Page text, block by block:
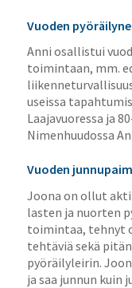
Vuoden
Anni osallistui
toimintaan, mm.
useissa
Laajavuoressa ja
Nimenhuudossa
Vuoden
Joona on ollut
lasten ja nuorten
toimintaa, tehnyt
tehtäviä sekä
pyöräilyleirin.
ja saa junnun kuin